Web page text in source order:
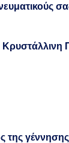
της γέννησης